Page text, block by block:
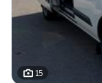
15